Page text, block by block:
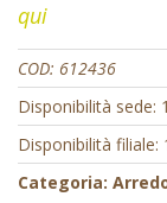
qui
COD: 612436
Disponibilità sede: 1
Disponibilità filiale:
Categoria: